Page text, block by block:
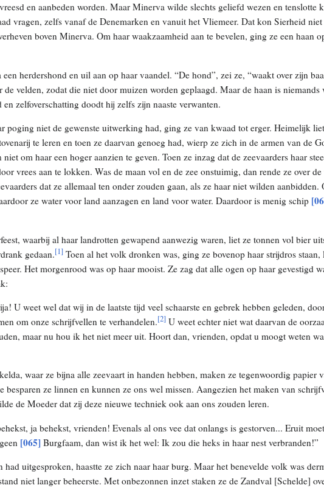
en aanbeden worden. Maar Minerva wilde slechts geliefd wezen en tenslotte
vragen, zelfs vanaf de Denemarken en vanuit het Vliemeer. Dat kon Sierheid niet
boven Minerva. Om haar waakzaamheid aan te bevelen, ging ze een haan
herdershond en uil aan op haar vaandel. “De hond”, zei ze, “waakt over zijn
velden, zodat die niet door muizen worden geplaagd. Maar de haan is niemands
zelfoverschatting doodt hij zelfs zijn naaste verwanten.
poging niet de gewenste uitwerking had, ging ze van kwaad tot erger. Heimelijk
te leren en toen ze daarvan genoeg had, wierp ze zich in de armen van de
om haar een hoger aanzien te geven. Toen ze inzag dat de zeevaarders haar
vrees aan te lokken. Was de maan vol en de zee onstuimig, dan rende ze over de
dat ze allemaal ten onder zouden gaan, als ze haar niet wilden aanbidden.
ze water voor land aanzagen en land voor water. Daardoor is menig schip
waarbij al haar landrotten gewapend aanwezig waren, liet ze tonnen vol bier
gedaan.[1]Toen al het volk dronken was, ging ze bovenop haar strijdros staan,
Het morgenrood was op haar mooist. Ze zag dat alle ogen op haar gevestigd
U weet wel dat wij in de laatste tijd veel schaarste en gebrek hebben geleden,
om onze schrijfvellen te verhandelen.[2]U weet echter niet wat daarvan de
maar nu hou ik het niet meer uit. Hoort dan, vrienden, opdat u moogt weten
waar ze bijna alle zeevaart in handen hebben, maken ze tegenwoordig papier
besparen ze linnen en kunnen ze ons wel missen. Aangezien het maken van
de Moeder dat zij deze nieuwe techniek ook aan ons zouden leren.
ja behekst, vrienden! Evenals al ons vee dat onlangs is gestorven... Eruit
[065] Burgfaam, dan wist ik het wel: Ik zou die heks in haar nest verbranden!”
had uitgesproken, haastte ze zich naar haar burg. Maar het benevelde volk was
niet langer beheerste. Met onbezonnen inzet staken ze de Zandval [Schelde]